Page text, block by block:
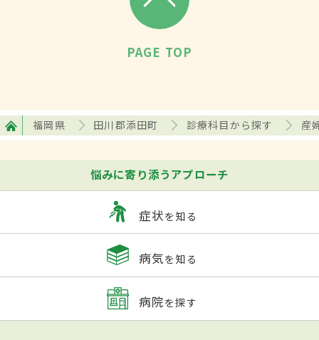
PAGE TOP
福岡県 田川郡添田町 診療科目から探す 産
悩みに寄り添うアプローチ
症状を知る
病気を知る
病院を探す